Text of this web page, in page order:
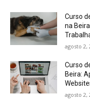
Curso
na
agosto 2,
Curso
Beira:
agosto 2,